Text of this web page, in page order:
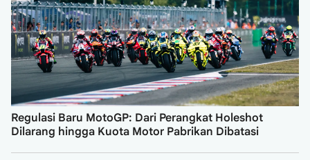
Regulasi Baru MotoGP: Dari Perangkat Holeshot
Dilarang hingga Kuota Motor Pabrikan Dibatasi